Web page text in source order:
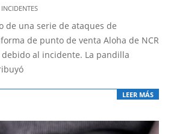
INCIDENTES
de una serie de ataques de
de punto de venta Aloha de NCR
al incidente. La pandilla
LEER MÁS